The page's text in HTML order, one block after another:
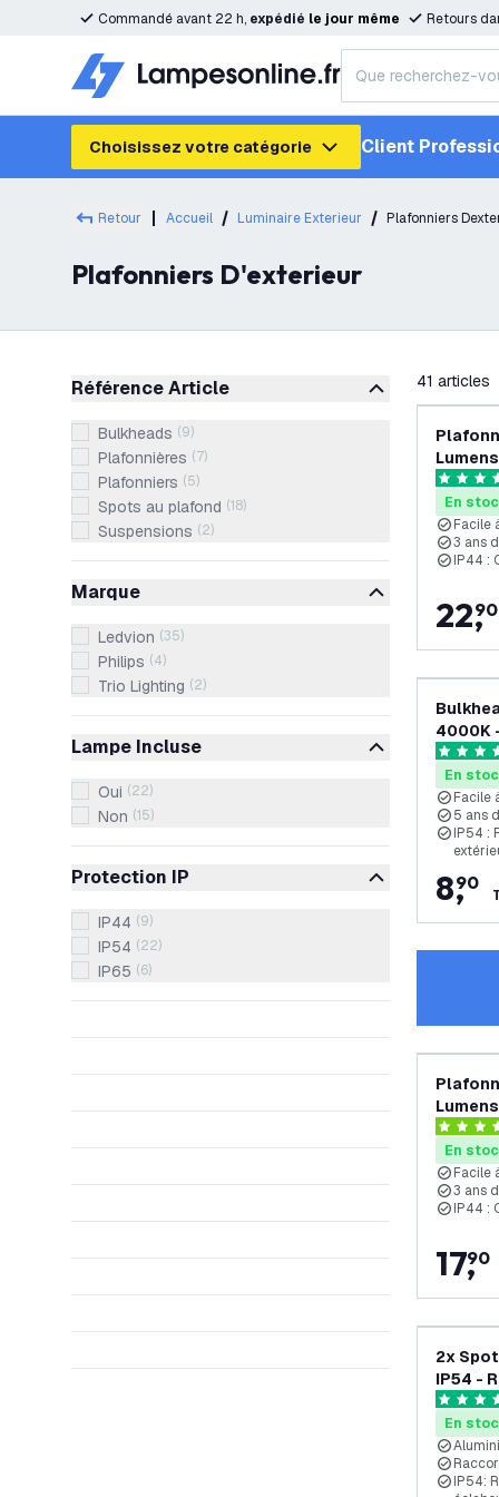
Commandé avant 22 h, expédié le jour même Retours
Choisissez votre catégorie Client
Retour Accueil Luminaire Exterieur Plafonniers
Plafonniers D'exterieur
Référence Article
Bulkheads (9)
Plafonnières (7)
Plafonniers (5)
Spots au plafond (18)
Suspensions (2)
Marque
Ledvion (35)
Philips (4)
Trio Lighting (2)
Lampe Incluse
Oui (22)
Non (15)
Protection IP
IP44 (9)
IP54 (22)
IP65 (6)
41 articles
Salle
4.6
En
Facile
3 ans
IP44 :
22,
90
4000K
5 étoiles
En
Facile
5 ans
IP54 :
8,
90
Salle
4.2
En
Facile
3 ans
IP44 :
17,
90
2x
IP54 -
4.8
En
IP54:
filtrer